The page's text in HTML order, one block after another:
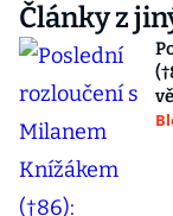
Články z